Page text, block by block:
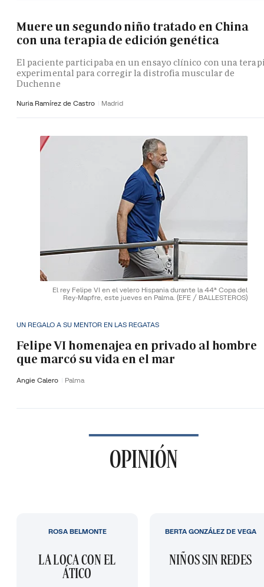
Muere un segundo niño tratado en China
con una terapia de edición genética
El paciente participaba en un ensayo clínico con una
experimental para corregir la distrofia muscular de
Duchenne
Nuria Ramírez de Castro Madrid
El rey Felipe VI en el velero Hispania durante la 44ª Copa del
Rey-Mapfre, este jueves en Palma. (EFE / BALLESTEROS)
UN REGALO A SU MENTOR EN LAS REGATAS
Felipe VI homenajea en privado al hombre
que marcó su vida en el mar
Angie Calero Palma
OPINIÓN
LA LOCA CON EL
ÁTICO
ROSA BELMONTE
NIÑOS SIN REDES
BERTA GONZÁLEZ DE VEGA